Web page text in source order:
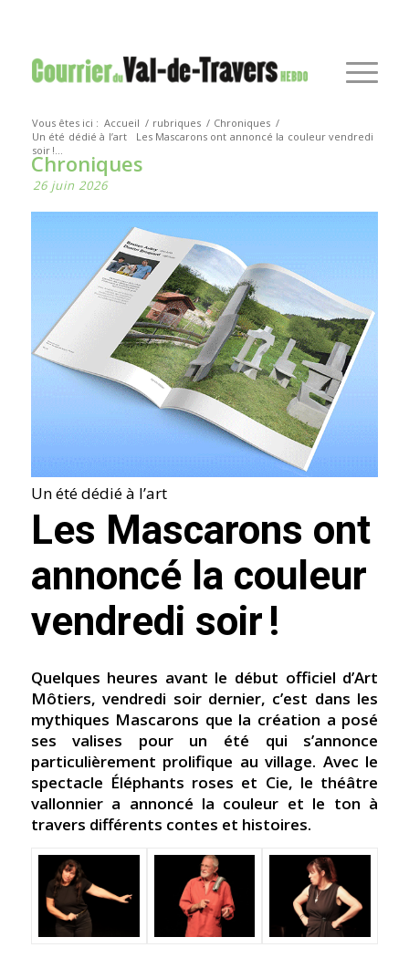
Vous êtes ici : Accueil / rubriques / Chroniques /
Un été dédié à l’art
Les Mascarons ont annoncé la couleur vendredi
soir !...
Chroniques
26 juin 2026
Un été dédié à l’art
Les Mascarons ont
annoncé la couleur
vendredi soir !
Quelques heures avant le début officiel d’Art
Môtiers, vendredi soir dernier, c’est dans les
mythiques Mascarons que la création a posé
ses valises pour un été qui s’annonce
particulièrement prolifique au village. Avec le
spectacle Éléphants roses et Cie, le théâtre
vallonnier a annoncé la couleur et le ton à
travers différents contes et histoires.